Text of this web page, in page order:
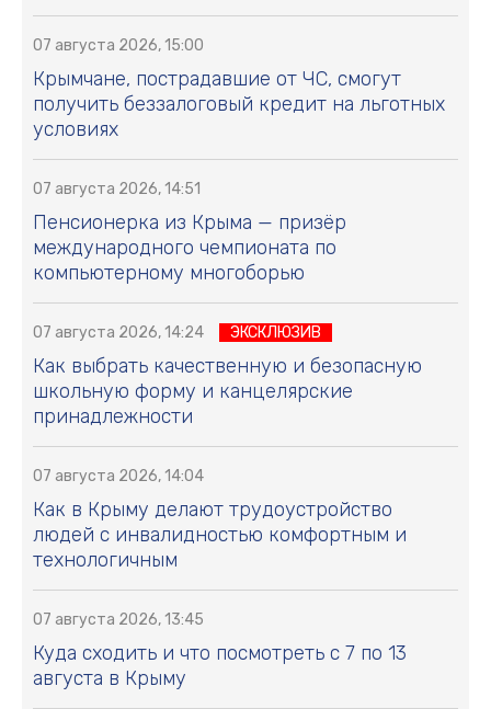
07 августа 2026, 15:00
Крымчане, пострадавшие от ЧС, смогут
получить беззалоговый кредит на льготных
условиях
07 августа 2026, 14:51
Пенсионерка из Крыма — призёр
международного чемпионата по
компьютерному многоборью
07 августа 2026, 14:24 ЭКСКЛЮЗИВ
Как выбрать качественную и безопасную
школьную форму и канцелярские
принадлежности
07 августа 2026, 14:04
Как в Крыму делают трудоустройство
людей с инвалидностью комфортным и
технологичным
07 августа 2026, 13:45
Куда сходить и что посмотреть с 7 по 13
августа в Крыму